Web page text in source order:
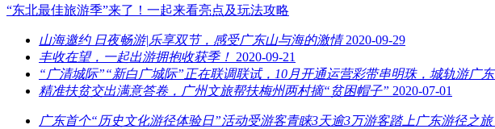
“东北最佳旅游季”来了！一起来看亮点及玩法攻略
山海邀约 日夜畅游|乐享双节，感受广东山与海的激情 2020-09-29
丰收在望，一起出游拥抱收获季！ 2020-09-21
“广清城际”“新白广城际”正在联调联试，10月开通运营彩带串明珠，城轨游广东
精准扶贫交出满意答卷，广州文旅帮扶梅州两村摘“贫困帽子” 2020-07-01
广东首个“历史文化游径体验日”活动受游客青睐3天逾3万游客踏上广东游径之旅